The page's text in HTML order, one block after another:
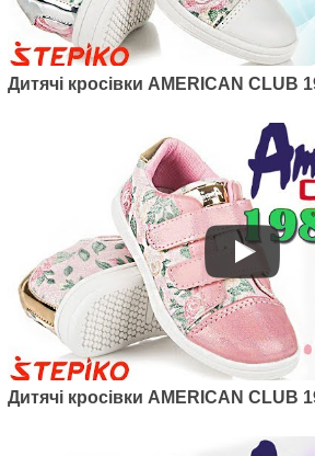
1050грн.
Артикул: 124/22-1
Дитячі кросівки American club
124/22-1 (рожевий)
1040грн.
Дитячі кросівки AMERICAN CLUB
Дитячі кросівки AMERICAN CLUB